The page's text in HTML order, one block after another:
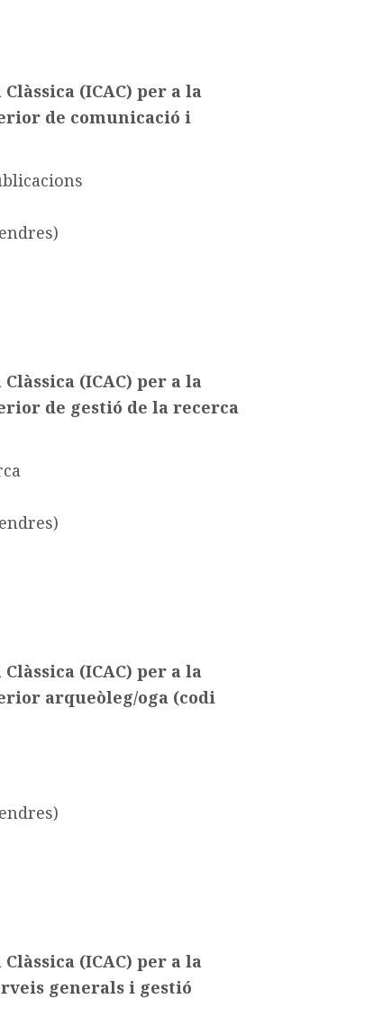
(ICAC) per a la
de comunicació i
(ICAC) per a la
de gestió de la recerca
(ICAC) per a la
arqueòleg/oga (codi
(ICAC) per a la
generals i gestió